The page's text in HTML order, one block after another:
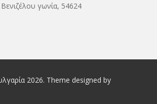
γωνία, 54624
2026. Theme designed by